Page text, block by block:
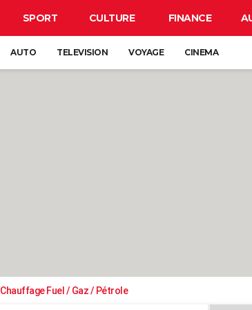
SPORT CULTURE FINANCE
AUTO TELEVISION VOYAGE CINEMA
Chauffage Fuel / Gaz / Pétrole